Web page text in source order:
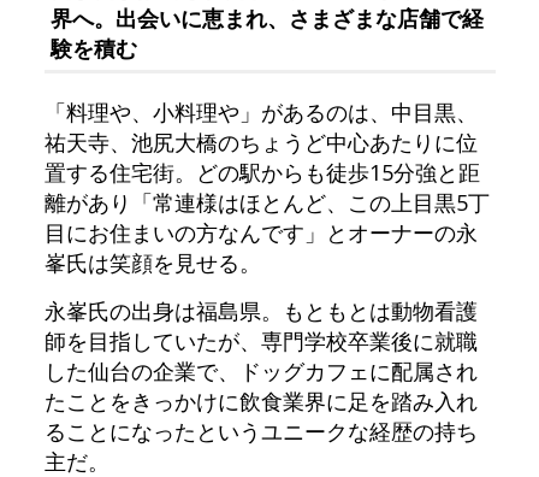
界へ。出会いに恵まれ、さまざまな店舗で経
験を積む
「料理や、小料理や」があるのは、中目黒、
祐天寺、池尻大橋のちょうど中心あたりに位
置する住宅街。どの駅からも徒歩15分強と距
離があり「常連様はほとんど、この上目黒5丁
目にお住まいの方なんです」とオーナーの永
峯氏は笑顔を見せる。
永峯氏の出身は福島県。もともとは動物看護
師を目指していたが、専門学校卒業後に就職
した仙台の企業で、ドッグカフェに配属され
たことをきっかけに飲食業界に足を踏み入れ
ることになったというユニークな経歴の持ち
主だ。